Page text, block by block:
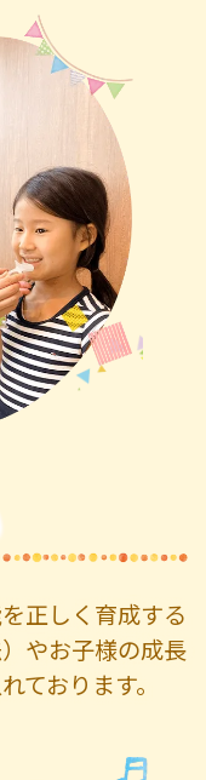
正しく育成する
やお子様の成長
ております。